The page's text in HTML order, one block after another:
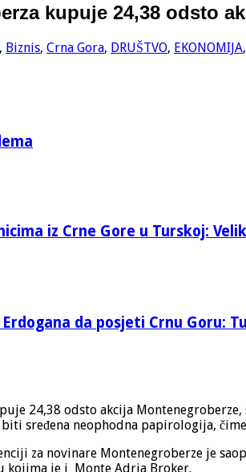
kupuje 24,38 odsto
, Biznis, Crna Gora, DRUŠTVO, EKONOMIJA,
iz Crne Gore u Turskoj:
da posjeti Crnu Goru:
24,38 odsto akcija Montenegroberze,
sređena neophodna papirologija,
za novinare Montenegroberze je
kojima je i Monte Adria Broker.